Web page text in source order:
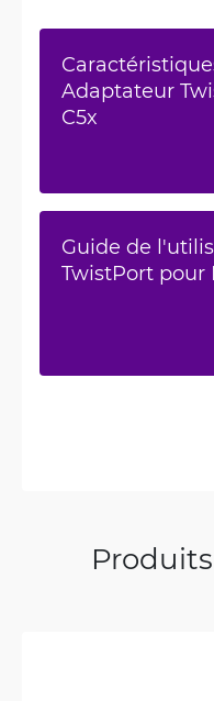
Adaptateur
C5x
Guide de
TwistPort pour